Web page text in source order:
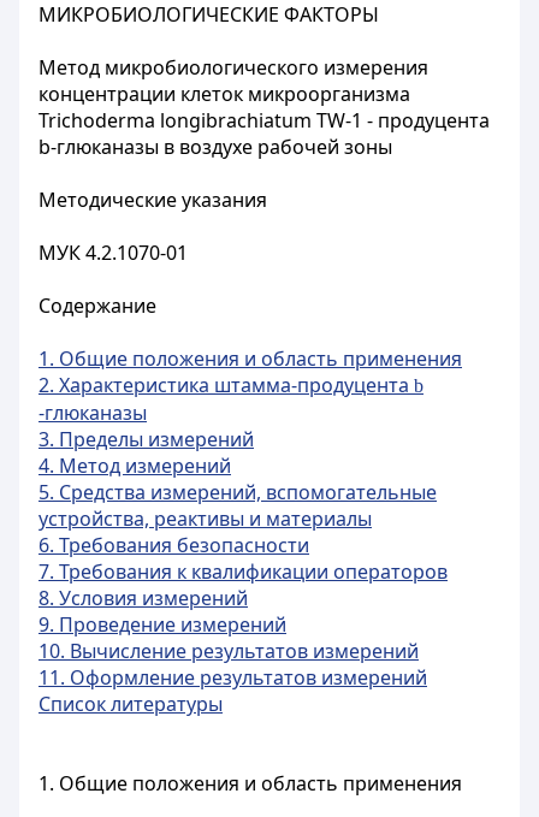
МИКРОБИОЛОГИЧЕСКИЕ ФАКТОРЫ
Метод микробиологического измерения
концентрации клеток микроорганизма
Trichoderma longibrachiatum TW-1 - продуцента
b-глюканазы в воздухе рабочей зоны
Методические указания
МУК 4.2.1070-01
Содержание
1. Общие положения и область применения
2. Характеристика штамма-продуцента b
-глюканазы
3. Пределы измерений
4. Метод измерений
5. Средства измерений, вспомогательные
устройства, реактивы и материалы
6. Требования безопасности
7. Требования к квалификации операторов
8. Условия измерений
9. Проведение измерений
10. Вычисление результатов измерений
11. Оформление результатов измерений
Список литературы
1. Общие положения и область применения